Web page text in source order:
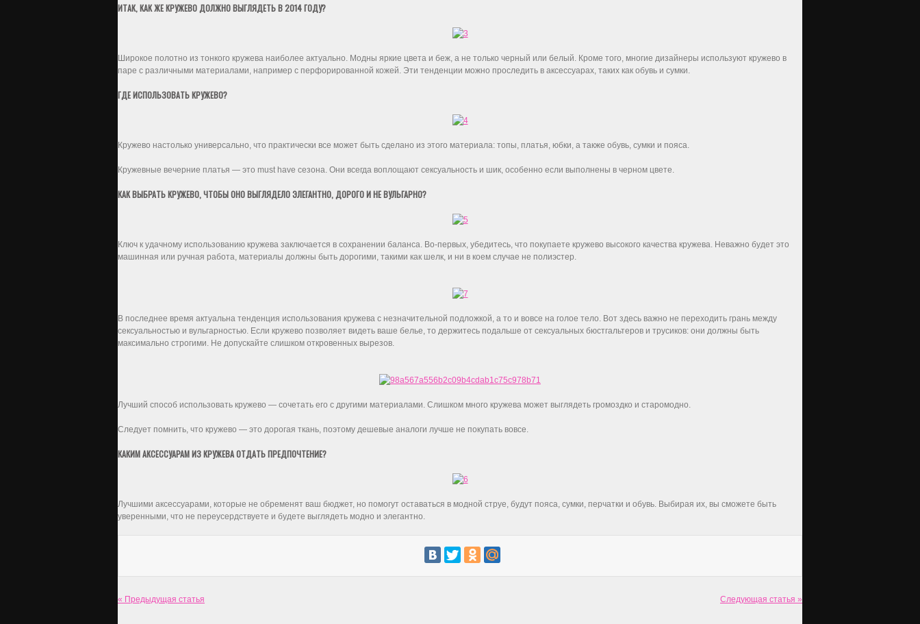
ИТАК, КАК ЖЕ КРУЖЕВО ДОЛЖНО ВЫГЛЯДЕТЬ В 2014 ГОДУ?
Широкое полотно из тонкого кружева наиболее актуально. Модны яркие цвета и беж, а не только черный или белый. Кроме того, многие дизайнеры используют кружево в
паре с различными материалами, например с перфорированной кожей. Эти тенденции можно проследить в аксессуарах, таких как обувь и сумки.
ГДЕ ИСПОЛЬЗОВАТЬ КРУЖЕВО?
Кружево настолько универсально, что практически все может быть сделано из этого материала: топы, платья, юбки, а также обувь, сумки и пояса.
Кружевные вечерние платья — это must have сезона. Они всегда воплощают сексуальность и шик, особенно если выполнены в черном цвете.
КАК ВЫБРАТЬ КРУЖЕВО, ЧТОБЫ ОНО ВЫГЛЯДЕЛО ЭЛЕГАНТНО, ДОРОГО И НЕ ВУЛЬГАРНО?
Ключ к удачному использованию кружева заключается в сохранении баланса. Во-первых, убедитесь, что покупаете кружево высокого качества кружева. Неважно будет это
машинная или ручная работа, материалы должны быть дорогими, такими как шелк, и ни в коем случае не полиэстер.
В последнее время актуальна тенденция использования кружева с незначительной подложкой, а то и вовсе на голое тело. Вот здесь важно не переходить грань между
сексуальностью и вульгарностью. Если кружево позволяет видеть ваше белье, то держитесь подальше от сексуальных бюстгальтеров и трусиков: они должны быть
максимально строгими. Не допускайте слишком откровенных вырезов.
Лучший способ использовать кружево — сочетать его с другими материалами. Слишком много кружева может выглядеть громоздко и старомодно.
Следует помнить, что кружево — это дорогая ткань, поэтому дешевые аналоги лучше не покупать вовсе.
КАКИМ АКСЕССУАРАМ ИЗ КРУЖЕВА ОТДАТЬ ПРЕДПОЧТЕНИЕ?
Лучшими аксессуарами, которые не обременят ваш бюджет, но помогут оставаться в модной струе, будут пояса, сумки, перчатки и обувь. Выбирая их, вы сможете быть
уверенными, что не переусердствуете и будете выглядеть модно и элегантно.
« Предыдущая статья Следующая статья »